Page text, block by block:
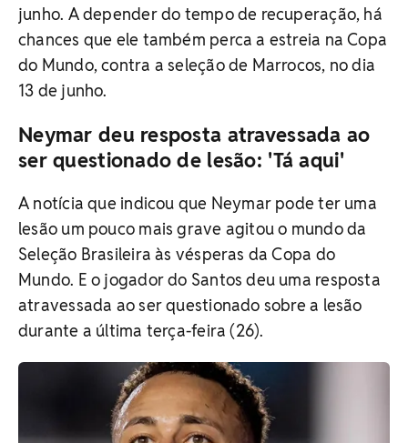
junho. A depender do tempo de recuperação, há
chances que ele também perca a estreia na Copa
do Mundo, contra a seleção de Marrocos, no dia
13 de junho.
Neymar deu resposta atravessada ao
ser questionado de lesão: 'Tá aqui'
A notícia que indicou que Neymar pode ter uma
lesão um pouco mais grave agitou o mundo da
Seleção Brasileira às vésperas da Copa do
Mundo. E o jogador do Santos deu uma resposta
atravessada ao ser questionado sobre a lesão
durante a última terça-feira (26).